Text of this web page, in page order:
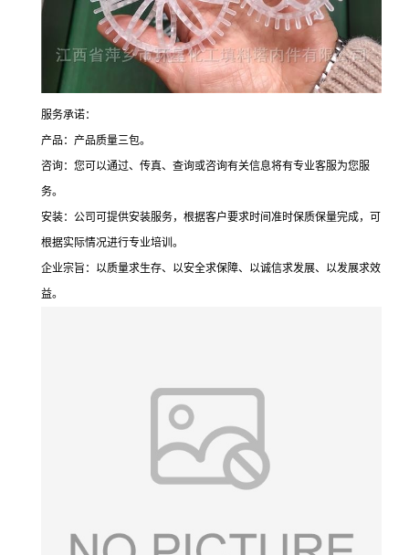
服务承诺：
产品：产品质量三包。
咨询：您可以通过、传真、查询或咨询有关信息将有专业客服为您服
务。
安装：公司可提供安装服务，根据客户要求时间准时保质保量完成，可
根据实际情况进行专业培训。
企业宗旨：以质量求生存、以安全求保障、以诚信求发展、以发展求效
益。